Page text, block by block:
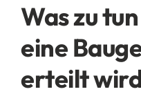
Was zu
eine
erteilt